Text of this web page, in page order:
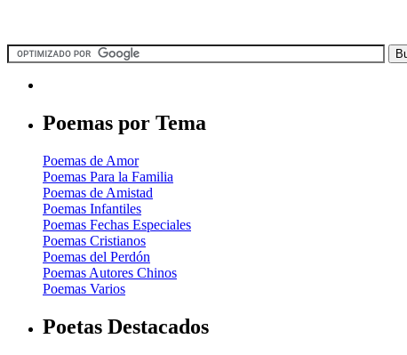
Poemas por Tema
Poemas de Amor
Poemas Para la Familia
Poemas de Amistad
Poemas Infantiles
Poemas Fechas Especiales
Poemas Cristianos
Poemas del Perdón
Poemas Autores Chinos
Poemas Varios
Poetas Destacados